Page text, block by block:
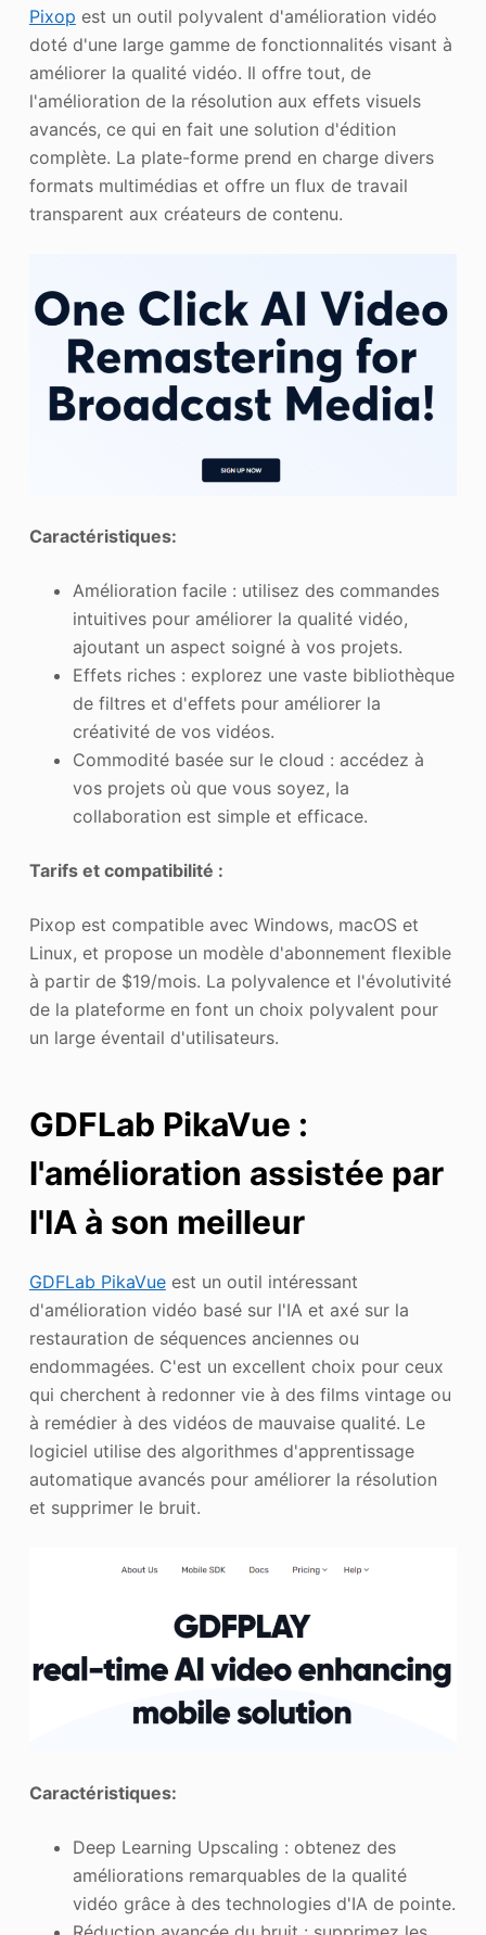
Pixop est un outil polyvalent d'amélioration vidéo
doté d'une large gamme de fonctionnalités visant à
améliorer la qualité vidéo. Il offre tout, de
l'amélioration de la résolution aux effets visuels
avancés, ce qui en fait une solution d'édition
complète. La plate-forme prend en charge divers
formats multimédias et offre un flux de travail
transparent aux créateurs de contenu.
Caractéristiques:
Amélioration facile : utilisez des commandes
intuitives pour améliorer la qualité vidéo,
ajoutant un aspect soigné à vos projets.
Effets riches : explorez une vaste bibliothèque
de filtres et d'effets pour améliorer la
créativité de vos vidéos.
Commodité basée sur le cloud : accédez à
vos projets où que vous soyez, la
collaboration est simple et efficace.
Tarifs et compatibilité :
Pixop est compatible avec Windows, macOS et
Linux, et propose un modèle d'abonnement flexible
à partir de $19/mois. La polyvalence et l'évolutivité
de la plateforme en font un choix polyvalent pour
un large éventail d'utilisateurs.
GDFLab PikaVue :
l'amélioration assistée par
l'IA à son meilleur
GDFLab PikaVueest un outil intéressant
d'amélioration vidéo basé sur l'IA et axé sur la
restauration de séquences anciennes ou
endommagées. C'est un excellent choix pour ceux
qui cherchent à redonner vie à des films vintage ou
à remédier à des vidéos de mauvaise qualité. Le
logiciel utilise des algorithmes d'apprentissage
automatique avancés pour améliorer la résolution
et supprimer le bruit.
Caractéristiques:
Deep Learning Upscaling : obtenez des
améliorations remarquables de la qualité
vidéo grâce à des technologies d'IA de pointe.